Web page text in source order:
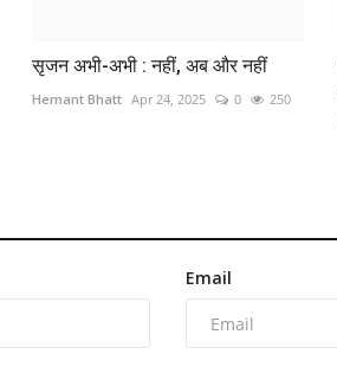
सृजन अभी-अभी : नहीं, अब और नहीं
Hemant Bhatt Apr 24, 2025 0 250
Email